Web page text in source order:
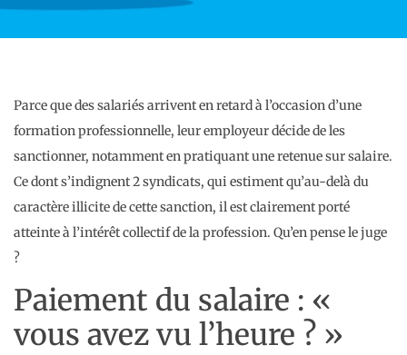
Parce que des salariés arrivent en retard à l’occasion d’une
formation professionnelle, leur employeur décide de les
sanctionner, notamment en pratiquant une retenue sur salaire.
Ce dont s’indignent 2 syndicats, qui estiment qu’au-delà du
caractère illicite de cette sanction, il est clairement porté
atteinte à l’intérêt collectif de la profession. Qu’en pense le juge
?
Paiement du salaire : «
vous avez vu l’heure ? »